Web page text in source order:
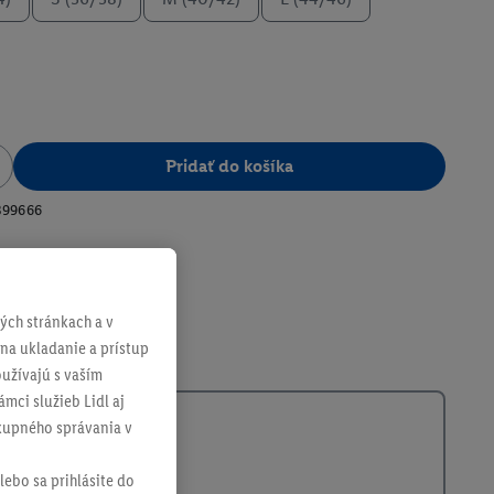
Pridať do košíka
stránkach a v
ukladanie a prístup
s vaším
služieb Lidl aj
správania v
sa prihlásite do